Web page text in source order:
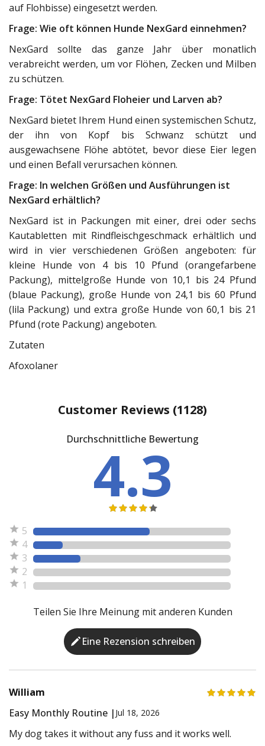
auf Flohbisse) eingesetzt werden.
Frage: Wie oft können Hunde NexGard einnehmen?
NexGard sollte das ganze Jahr über monatlich
verabreicht werden, um vor Flöhen, Zecken und Milben
zu schützen.
Frage: Tötet NexGard Floheier und Larven ab?
NexGard bietet Ihrem Hund einen systemischen Schutz,
der ihn von Kopf bis Schwanz schützt und
ausgewachsene Flöhe abtötet, bevor diese Eier legen
und einen Befall verursachen können.
Frage: In welchen Größen und Ausführungen ist
NexGard erhältlich?
NexGard ist in Packungen mit einer, drei oder sechs
Kautabletten mit Rindfleischgeschmack erhältlich und
wird in vier verschiedenen Größen angeboten: für
kleine Hunde von 4 bis 10 Pfund (orangefarbene
Packung), mittelgroße Hunde von 10,1 bis 24 Pfund
(blaue Packung), große Hunde von 24,1 bis 60 Pfund
(lila Packung) und extra große Hunde von 60,1 bis 21
Pfund (rote Packung) angeboten.
Zutaten
Afoxolaner
Customer Reviews (1128)
Durchschnittliche Bewertung
4.3
5
4
3
2
1
Teilen Sie Ihre Meinung mit anderen Kunden
Eine Rezension schreiben
William
Easy Monthly Routine | Jul 18, 2026
My dog takes it without any fuss and it works well.